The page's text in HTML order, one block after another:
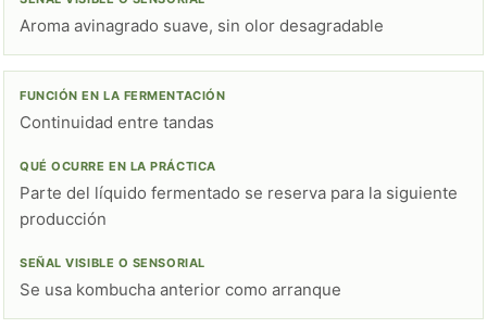
Aroma avinagrado suave, sin olor desagradable
Continuidad entre tandas
Parte del líquido fermentado se reserva para la siguiente
producción
Se usa kombucha anterior como arranque